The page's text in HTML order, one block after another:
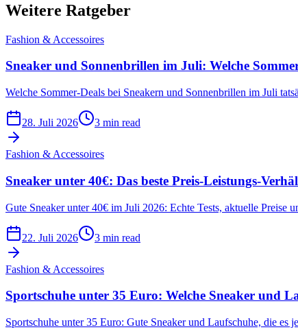
Weitere Ratgeber
Fashion & Accessoires
Sneaker und Sonnenbrillen im Juli: Welche
Welche Sommer-Deals bei Sneakern und Sonnenbrillen im Juli
28. Juli 2026 3 min read
Fashion & Accessoires
Sneaker unter 40€: Das beste Preis-Leistungs-
Gute Sneaker unter 40€ im Juli 2026: Echte Tests, aktuelle
22. Juli 2026 3 min read
Fashion & Accessoires
Sportschuhe unter 35 Euro: Welche Sneaker und
Sportschuhe unter 35 Euro: Gute Sneaker und Laufschuhe, die